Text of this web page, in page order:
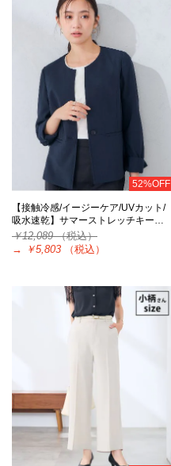
52%OFF
【接触冷感/イージーケア/UVカット/
吸水速乾】サマーストレッチキー…
￥12,089（税込）
→
￥5,803 （税込）